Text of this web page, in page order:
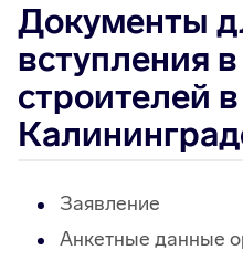
Документы
вступления
строителей в
Заявление
Анкетные данные